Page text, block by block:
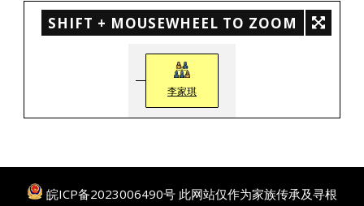
SHIFT + MOUSEWHEEL TO ZOOM
李家琪
皖ICP备2023006490号 此网站仅作为家族传承及寻根